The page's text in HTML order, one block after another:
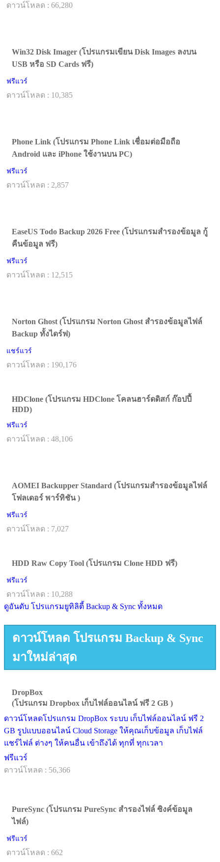
ดาวน์โหลด : 66,280
Win32 Disk Imager (โปรแกรมเขียน Disk Images ลงบน
USB หรือ SD Cards ฟรี)
ฟรีแวร์
ดาวน์โหลด : 10,385
Phone Link (โปรแกรม Phone Link เชื่อมต่อมือถือ
Android และ iPhone ใช้งานบน PC)
ฟรีแวร์
ดาวน์โหลด : 2,857
EaseUS Todo Backup 2026 Free (โปรแกรมสำรองข้อมูล กู้
คืนข้อมูล ฟรี)
ฟรีแวร์
ดาวน์โหลด : 12,515
Norton Ghost (โปรแกรม Norton Ghost สำรองข้อมูลไฟล์
Backup ทั้งไดร์ฟ)
แชร์แวร์
ดาวน์โหลด : 190,176
HDClone (โปรแกรม HDClone โคลนฮาร์ดดิสก์ ก๊อปปี้
HDD)
ฟรีแวร์
ดาวน์โหลด : 48,106
AOMEI Backupper Standard (โปรแกรมสำรองข้อมูลไฟล์
โฟลเดอร์ พาร์ทิชัน )
ฟรีแวร์
ดาวน์โหลด : 7,027
HDD Raw Copy Tool (โปรแกรม Clone HDD ฟรี)
ฟรีแวร์
ดาวน์โหลด : 10,288
ดูอันดับ โปรแกรมยูทิลิตี้ Backup & Sync ทั้งหมด
ดาวน์โหลด โปรแกรม Backup & Sync
มาใหม่ล่าสุด
DropBox
(โปรแกรม Dropbox เก็บไฟล์ออนไลน์ ฟรี 2 GB )
ดาวน์โหลดโปรแกรม DropBox ระบบ เก็บไฟล์ออนไลน์ ฟรี 2
GB รูปแบบออนไลน์ Cloud Storage ให้คุณเก็บข้อมูล เก็บไฟล์
แชร์ไฟล์ ต่างๆ ให้คนอื่น เข้าถึงได้ ทุกที่ ทุกเวลา
ฟรีแวร์
ดาวน์โหลด : 56,366
PureSync (โปรแกรม PureSync สำรองไฟล์ ซิงค์ข้อมูล
ไฟล์)
ฟรีแวร์
ดาวน์โหลด : 662